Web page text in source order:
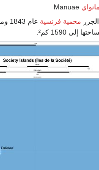
مانواي
محمية فرنسية عام 1843 ومستعمرة عام 1880. في 2012 كان عدد سكانها 235.295 نسمة.
إلى 1590 كم².